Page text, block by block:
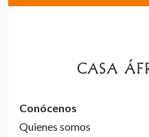
Conócenos
Quienes somos